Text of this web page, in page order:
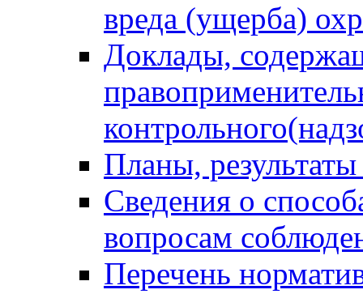
вреда (ущерба)
Доклады,
Планы,
Сведения о
вопросам
Перечень